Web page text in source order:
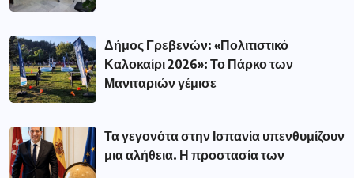
Δήμος Γρεβενών: «Πολιτιστικό
Καλοκαίρι 2026»: Το Πάρκο των
Μανιταριών γέμισε
Τα γεγονότα στην Ισπανία υπενθυμίζουν
μια αλήθεια. Η προστασία των